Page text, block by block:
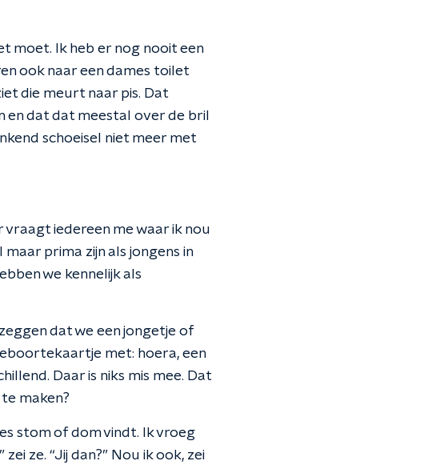
moet. Ik heb er nog nooit een
ook naar een dames toilet
die meurt naar pis. Dat
en dat dat meestal over de bril
schoeisel niet meer met
iedereen me waar ik nou
prima zijn als jongens in
we kennelijk als
dat we een jongetje of
met: hoera, een
Daar is niks mis mee. Dat
maken?
stom of dom vindt. Ik vroeg
ze. “Jij dan?” Nou ik ook, zei